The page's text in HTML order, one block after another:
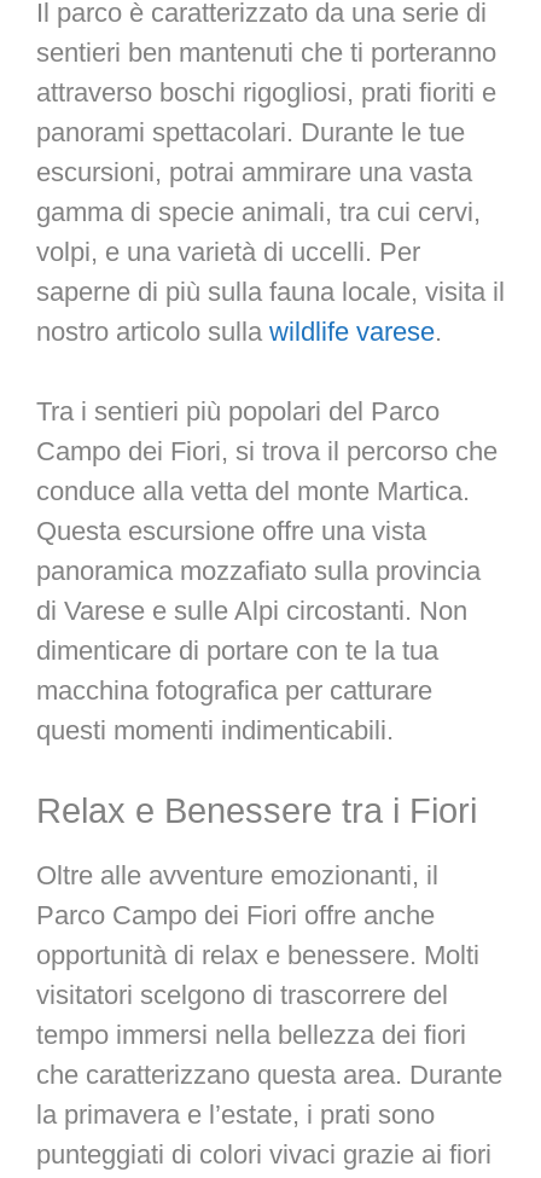
Il parco è caratterizzato da una serie di
sentieri ben mantenuti che ti porteranno
attraverso boschi rigogliosi, prati fioriti e
panorami spettacolari. Durante le tue
escursioni, potrai ammirare una vasta
gamma di specie animali, tra cui cervi,
volpi, e una varietà di uccelli. Per
saperne di più sulla fauna locale, visita il
nostro articolo sulla wildlife varese.
Tra i sentieri più popolari del Parco
Campo dei Fiori, si trova il percorso che
conduce alla vetta del monte Martica.
Questa escursione offre una vista
panoramica mozzafiato sulla provincia
di Varese e sulle Alpi circostanti. Non
dimenticare di portare con te la tua
macchina fotografica per catturare
questi momenti indimenticabili.
Relax e Benessere tra i Fiori
Oltre alle avventure emozionanti, il
Parco Campo dei Fiori offre anche
opportunità di relax e benessere. Molti
visitatori scelgono di trascorrere del
tempo immersi nella bellezza dei fiori
che caratterizzano questa area. Durante
la primavera e l’estate, i prati sono
punteggiati di colori vivaci grazie ai fiori